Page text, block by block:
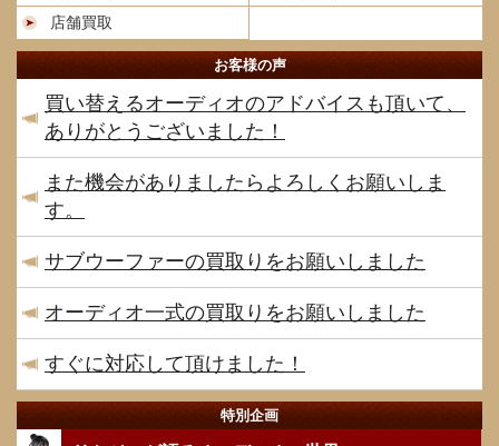
店舗買取
お客様の声
買い替えるオーディオのアドバイスも頂いて、
ありがとうございました！
また機会がありましたらよろしくお願いしま
す。
サブウーファーの買取りをお願いしました
オーディオ一式の買取りをお願いしました
すぐに対応して頂けました！
特別企画